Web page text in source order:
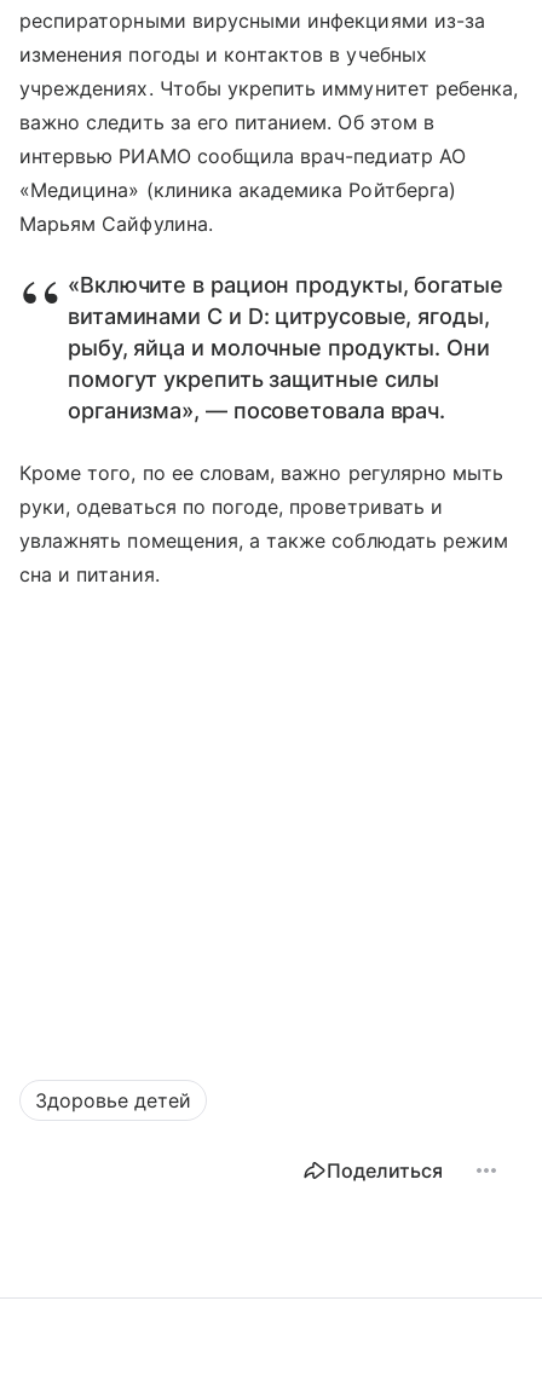
респираторными вирусными инфекциями из-за
изменения погоды и контактов в учебных
учреждениях. Чтобы укрепить иммунитет ребенка,
важно следить за его питанием. Об этом в
интервью РИАМО сообщила врач-педиатр АО
«Медицина» (клиника академика Ройтберга)
Марьям Сайфулина.
«Включите в рацион продукты, богатые
витаминами C и D: цитрусовые, ягоды,
рыбу, яйца и молочные продукты. Они
помогут укрепить защитные силы
организма», — посоветовала врач.
Кроме того, по ее словам, важно регулярно мыть
руки, одеваться по погоде, проветривать и
увлажнять помещения, а также соблюдать режим
сна и питания.
Здоровье детей
Поделиться